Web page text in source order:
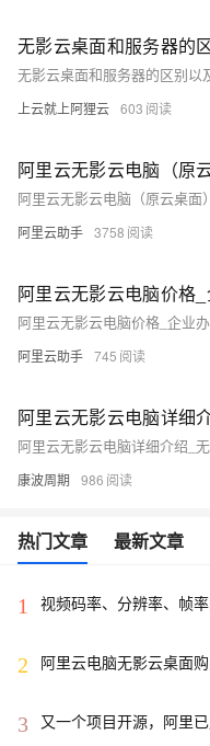
无影云桌面和服务器的
上云就上阿狸云 603
阿里云无影云电脑（原
阿里云助手 3758
阿里云无影云电脑价格_企业
阿里云助手 745
阿里云无影云电脑详细介绍_
康波周期 986
热门文章 最新文章
1 视频码率、分辨率、帧
2
阿里云电脑无影云桌面
3 又一个项目开源，阿里